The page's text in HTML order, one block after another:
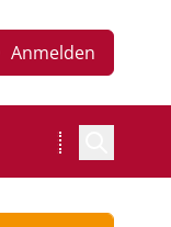
Anmelden